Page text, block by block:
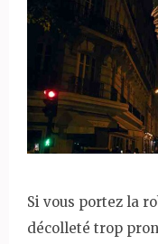
Si vous portez la
décolleté trop